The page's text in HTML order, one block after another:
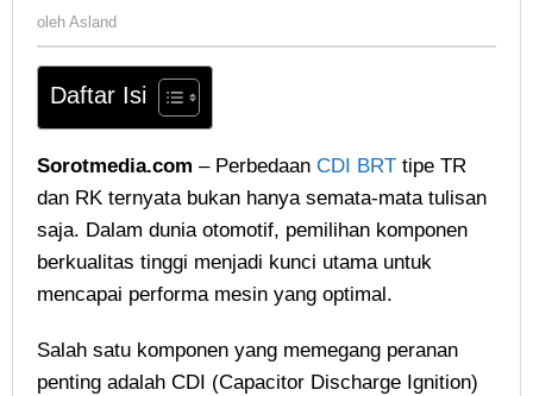
oleh Asland
Daftar Isi
Sorotmedia.com – Perbedaan CDI BRT tipe TR
dan RK ternyata bukan hanya semata-mata tulisan
saja. Dalam dunia otomotif, pemilihan komponen
berkualitas tinggi menjadi kunci utama untuk
mencapai performa mesin yang optimal.
Salah satu komponen yang memegang peranan
penting adalah CDI (Capacitor Discharge Ignition)